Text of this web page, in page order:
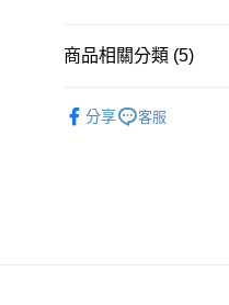
每筆NT$80，滿
每筆NT$80，滿
商品相關分類 (5)
分享 客服